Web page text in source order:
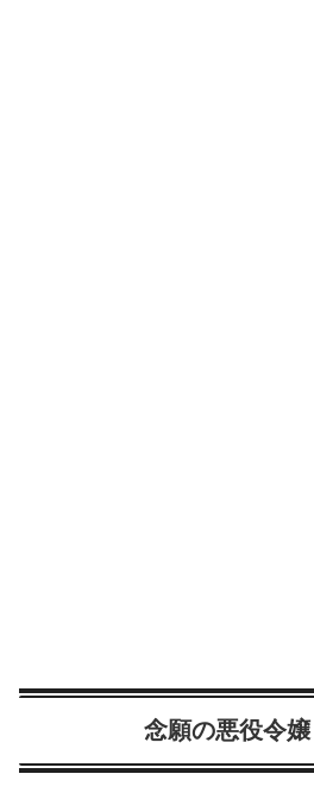
念願の悪役令